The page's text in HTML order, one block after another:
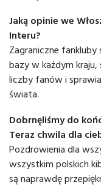
Jaką opinie we
Interu?
Zagraniczne fankluby
bazy w każdym kraju,
liczby fanów i
świata.
Dobrnęliśmy do
Teraz chwila dla
Pozdrowienia dla
wszystkim polskich
są naprawdę